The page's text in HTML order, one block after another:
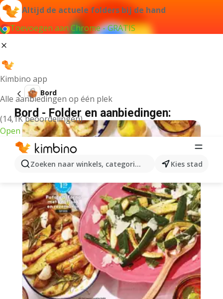
Altijd de actuele folders bij de hand
Toevoegen aan Chrome - GRATIS
Kimbino app
Alle aanbiedingen op één plek
(14,1K beoordelingen)
Open
Zoeken naar winkels, categorieën, producten...
Kies stad
Bord
Bord - Folder en aanbiedingen: